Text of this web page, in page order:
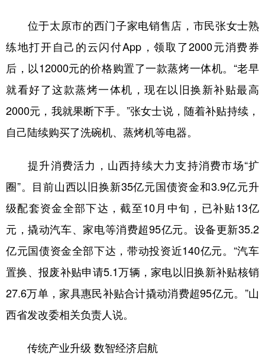
位于太原市的西门子家电销售店，市民张女士熟
练地打开自己的云闪付App，领取了2000元消费券
后，以12000元的价格购置了一款蒸烤一体机。“老早
就看好了这款蒸烤一体机，现在以旧换新补贴最高
2000元，我就果断下手。”张女士说，随着补贴持续，
自己陆续购买了洗碗机、蒸烤机等电器。
提升消费活力，山西持续大力支持消费市场“扩
圈”。目前山西以旧换新35亿元国债资金和3.9亿元升
级配套资金全部下达，截至10月中旬，已补贴13亿
元，撬动汽车、家电等消费超95亿元。设备更新35.2
亿元国债资金全部下达，带动投资近140亿元。“汽车
置换、报废补贴申请5.1万辆，家电以旧换新补贴核销
27.6万单，家具惠民补贴合计撬动消费超95亿元。”山
西省发改委相关负责人说。
传统产业升级 数智经济启航